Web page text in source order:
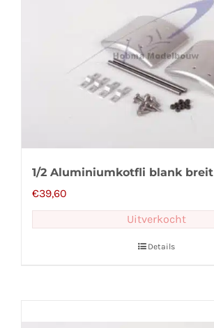
1/2 Aluminiumkotfli blank breit
€39,60
Uitverkocht
Details